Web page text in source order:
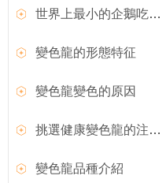
世界上最小的企鵝吃什麼？
變色龍的形態特征
變色龍變色的原因
挑選健康變色龍的注意事項
變色龍品種介紹